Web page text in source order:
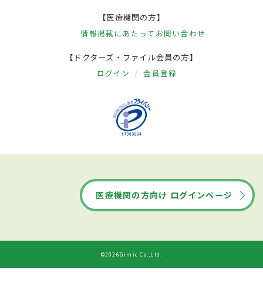
【医療機関の方】
情報掲載にあたって お問い合わせ
【ドクターズ・ファイル会員の方】
ログイン 会員登録
医療機関の方向け ログインページ
©2026Gimic Co.,Ltd.